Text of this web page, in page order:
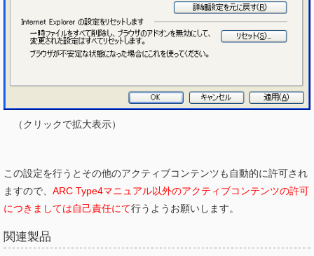
（クリックで拡大表示）
この設定を行うとその他のアクティブコンテンツも自動的に許可され
ますので、 ARC Type4マニュアル以外のアクティブコンテンツの許可
につきましては自己責任にて行うようお願いします。
関連製品